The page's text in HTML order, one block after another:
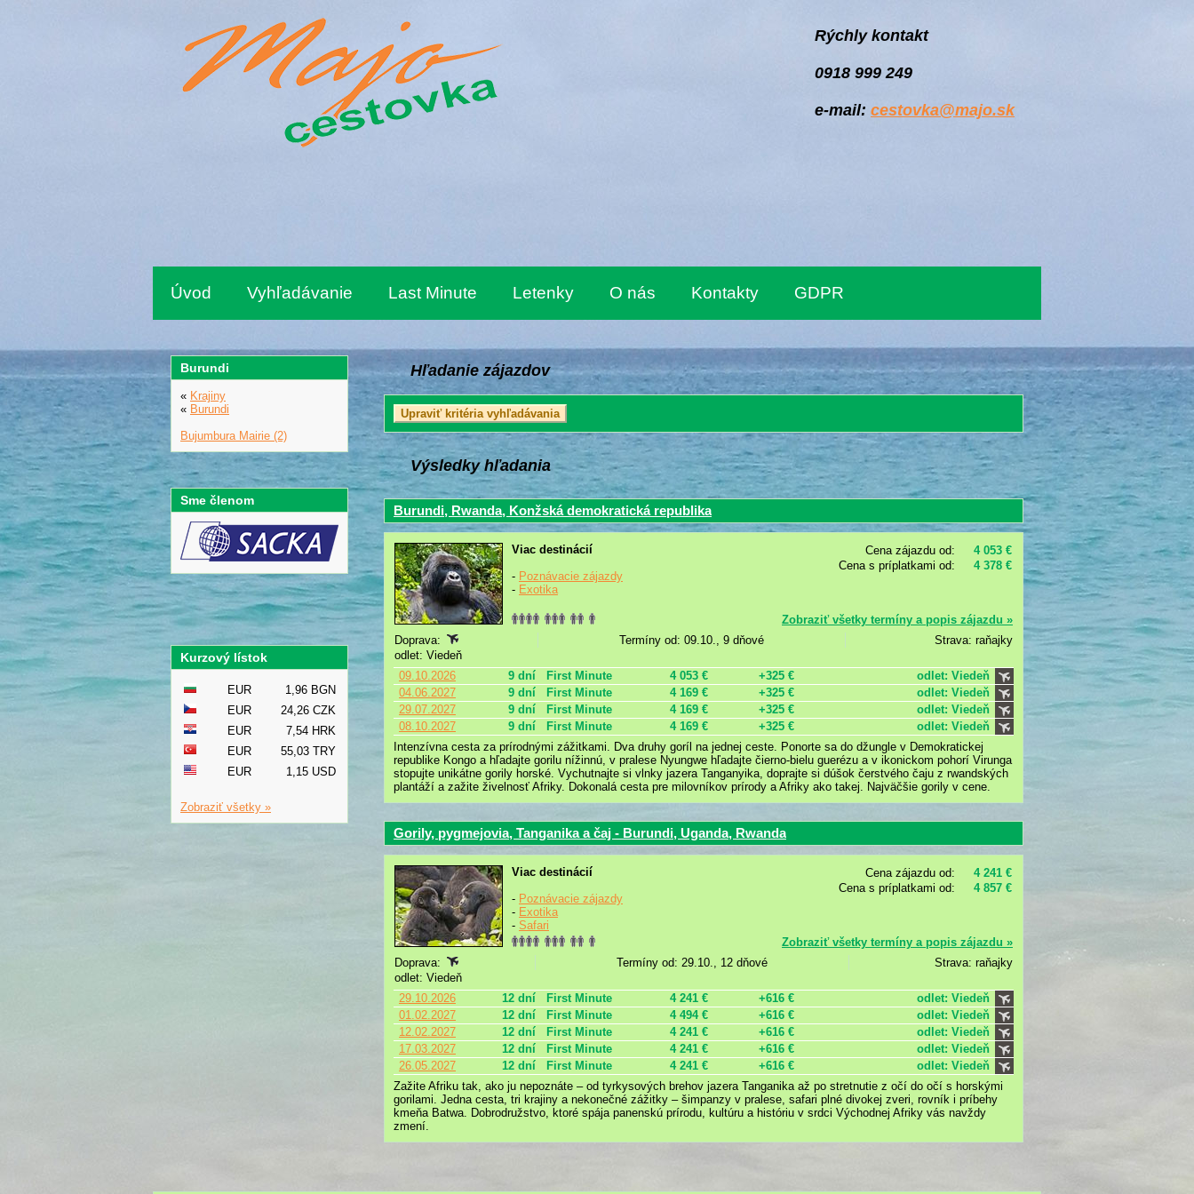
Rýchly kontakt
0918 999 249
e-mail: cestovka@majo.sk
Úvod Vyhľadávanie Last Minute Letenky O nás Kontakty GDPR
Hľadanie zájazdov
Výsledky hľadania
Burundi, Rwanda, Konžská demokratická republika
Cena zájazdu od:
4 053 €
Cena s príplatkami od:
4 378 €
Viac destinácií
- Poznávacie zájazdy
- Exotika
Zobraziť všetky termíny a popis zájazdu »
Doprava:
Termíny od: 09.10., 9 dňové
Strava: raňajky
odlet: Viedeň
09.10.2026
9 dní First Minute 4 053 € +325 €
odlet: Viedeň
04.06.2027
9 dní First Minute 4 169 € +325 €
odlet: Viedeň
29.07.2027
9 dní First Minute 4 169 € +325 €
odlet: Viedeň
08.10.2027
9 dní First Minute 4 169 € +325 €
odlet: Viedeň
Intenzívna cesta za prírodnými zážitkami. Dva druhy goríl na jednej ceste. Ponorte sa do džungle v Demokratickej
republike Kongo a hľadajte gorilu nížinnú, v pralese Nyungwe hľadajte čierno-bielu guerézu a v ikonickom pohorí Virunga
stopujte unikátne gorily horské. Vychutnajte si vlnky jazera Tanganyika, doprajte si dúšok čerstvého čaju z rwandských
plantáží a zažite živelnosť Afriky. Dokonalá cesta pre milovníkov prírody a Afriky ako takej. Najväčšie gorily v cene.
Gorily, pygmejovia, Tanganika a čaj - Burundi, Uganda, Rwanda
Cena zájazdu od:
4 241 €
Cena s príplatkami od:
4 857 €
Viac destinácií
- Poznávacie zájazdy
- Exotika
- Safari
Zobraziť všetky termíny a popis zájazdu »
Doprava:
Termíny od: 29.10., 12 dňové
Strava: raňajky
odlet: Viedeň
29.10.2026
12 dní First Minute 4 241 € +616 €
odlet: Viedeň
01.02.2027
12 dní First Minute 4 494 € +616 €
odlet: Viedeň
12.02.2027
12 dní First Minute 4 241 € +616 €
odlet: Viedeň
17.03.2027
12 dní First Minute 4 241 € +616 €
odlet: Viedeň
26.05.2027
12 dní First Minute 4 241 € +616 €
odlet: Viedeň
Zažite Afriku tak, ako ju nepoznáte – od tyrkysových brehov jazera Tanganika až po stretnutie z očí do očí s horskými
gorilami. Jedna cesta, tri krajiny a nekonečné zážitky – šimpanzy v pralese, safari plné divokej zveri, rovník i príbehy
kmeňa Batwa. Dobrodružstvo, ktoré spája panenskú prírodu, kultúru a históriu v srdci Východnej Afriky vás navždy
zmení.
Burundi
« Krajiny
« Burundi
Bujumbura Mairie (2)
Sme členom
Kurzový lístok
EUR
1,96 BGN
EUR
24,26 CZK
EUR
7,54 HRK
EUR
55,03 TRY
EUR
1,15 USD
Zobraziť všetky »